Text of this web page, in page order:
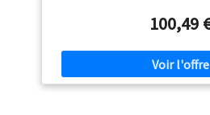
360˚ Fit. Visière réglable
technologie Stereo Lens avec 9
miroir pour une protection
vision claire et une protection
Protection contre les chocs
100,49